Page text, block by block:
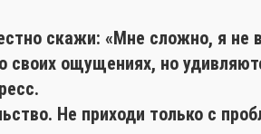
скажи: «Мне сложно, я не
ощущениях, но
Не приходи только с